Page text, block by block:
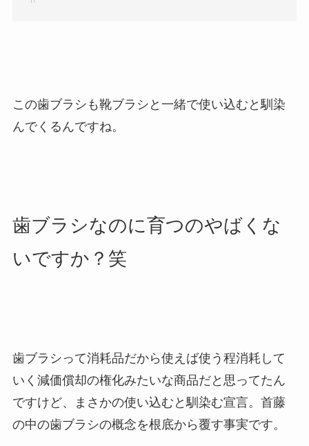
この歯ブラシも靴ブラシと一緒で使い込むと馴染
んでくるんですね。
歯ブラシなのに育つのやばくな
いですか？笑
歯ブラシって消耗品だから使えば使う程消耗して
いく減価償却の権化みたいな商品だと思ってたん
ですけど、まさかの使い込むと馴染む宣言。首藤
の中の歯ブラシの概念を根底から覆す事実です。